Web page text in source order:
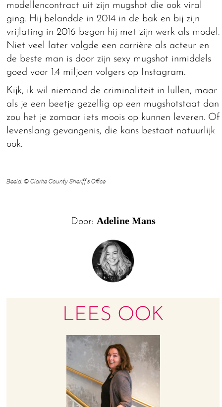
modellencontract uit zijn mugshot die ook viral
ging. Hij belandde in 2014 in de bak en bij zijn
vrijlating in 2016 begon hij met zijn werk als model.
Niet veel later volgde een carrière als acteur en
de beste man is door zijn sexy mugshot inmiddels
goed voor 1.4 miljoen volgers op Instagram.
Kijk, ik wil niemand de criminaliteit in lullen, maar
als je een beetje gezellig op een mugshotstaat dan
zou het je zomaar iets moois op kunnen leveren. Of
levenslang gevangenis, die kans bestaat natuurlijk
ook.
Beeld: © Clarke County Sheriff’s Office
Door: Adeline Mans
LEES OOK